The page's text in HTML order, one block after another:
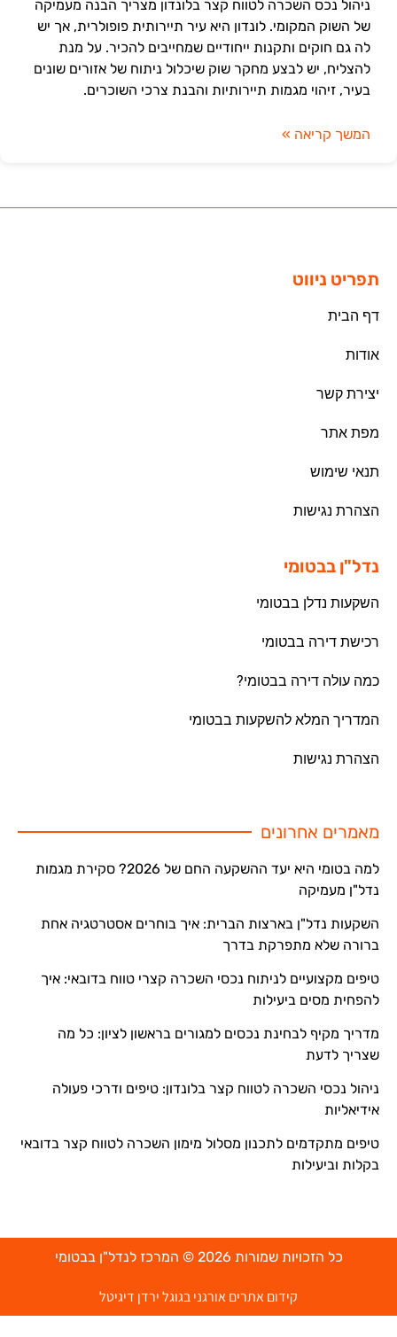
ניהול נכס השכרה לטווח קצר בלונדון מצריך הבנה מעמיקה
של השוק המקומי. לונדון היא עיר תיירותית פופולרית, אך יש
לה גם חוקים ותקנות ייחודיים שמחייבים להכיר. על מנת
להצליח, יש לבצע מחקר שוק שיכלול ניתוח של אזורים שונים
בעיר, זיהוי מגמות תיירותיות והבנת צרכי השוכרים.
המשך קריאה »
תפריט ניווט
דף הבית
אודות
יצירת קשר
מפת אתר
תנאי שימוש
הצהרת נגישות
נדל"ן בבטומי
השקעות נדלן בבטומי
רכישת דירה בבטומי
כמה עולה דירה בבטומי?
המדריך המלא להשקעות בבטומי
הצהרת נגישות
מאמרים אחרונים
למה בטומי היא יעד ההשקעה החם של 2026? סקירת מגמות
נדל"ן מעמיקה
השקעות נדל"ן בארצות הברית: איך בוחרים אסטרטגיה אחת
ברורה שלא מתפרקת בדרך
טיפים מקצועיים לניתוח נכסי השכרה קצרי טווח בדובאי: איך
להפחית מסים ביעילות
מדריך מקיף לבחינת נכסים למגורים בראשון לציון: כל מה
שצריך לדעת
ניהול נכסי השכרה לטווח קצר בלונדון: טיפים ודרכי פעולה
אידיאליות
טיפים מתקדמים לתכנון מסלול מימון השכרה לטווח קצר בדובאי
בקלות וביעילות
כל הזכויות שמורות 2026 © המרכז לנדל"ן בבטומי
קידום אתרים אורגני בגוגל ירדן דיגיטל